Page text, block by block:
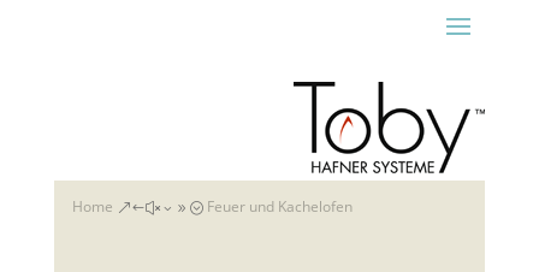
Home &#x39; Feuer und Kachelofen